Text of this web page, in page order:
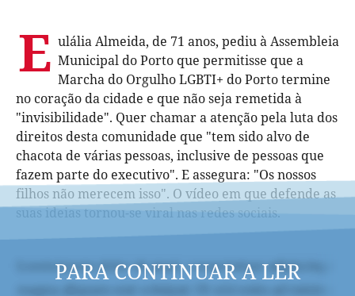
E ulália Almeida, de 71 anos, pediu à Assembleia
Municipal do Porto que permitisse que a
Marcha do Orgulho LGBTI+ do Porto termine
no coração da cidade e que não seja remetida à
"invisibilidade". Quer chamar a atenção pela luta dos
direitos desta comunidade que "tem sido alvo de
chacota de várias pessoas, inclusive de pessoas que
fazem parte do executivo". E assegura: "Os nossos
filhos não merecem isso". O vídeo em que defende as
suas ideias tornou-se viral nas redes sociais.
PARA CONTINUAR A LER